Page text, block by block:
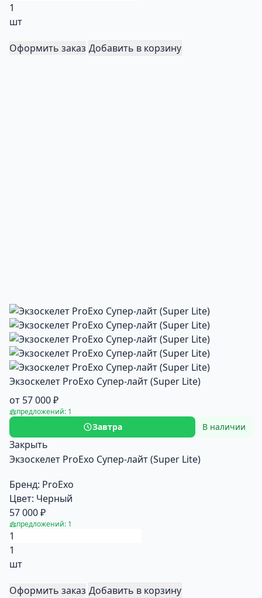
1
шт
Оформить заказ Добавить в корзину
Экзоскелет ProExo Супер-лайт (Super Lite)
от 57 000 ₽
предложений: 1
Завтра В наличии
Закрыть
Экзоскелет ProExo Супер-лайт (Super Lite)
Бренд: ProExo
Цвет: Черный
57 000 ₽
предложений: 1
1
шт
Оформить заказ Добавить в корзину